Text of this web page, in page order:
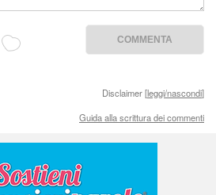
Disclaimer [leggi/nascondi]
Guida alla scrittura dei commenti